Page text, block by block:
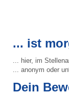
Lehrstellen
inserieren
... ist
... hier, im
... anonym oder
Dein